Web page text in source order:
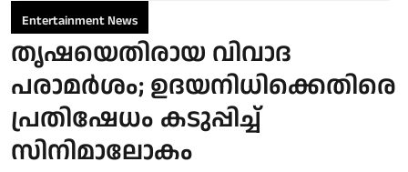
Entertainment News
തൃഷയെതിരായ വിവാദ
പരാമർശം; ഉദയനിധിക്കെതിരെ
പ്രതിഷേധം കടുപ്പിച്ച്
സിനിമാലോകം